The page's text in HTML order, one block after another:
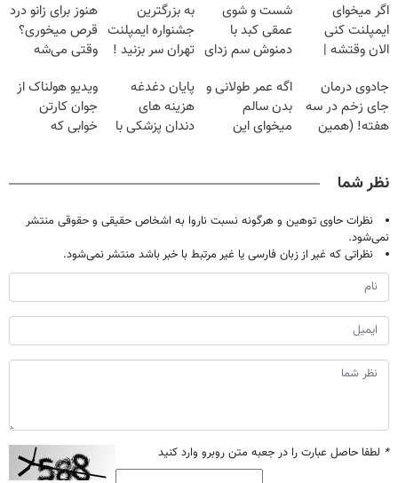
اگر میخوای
ایمپلنت کنی
الان وقتشه |
میلیون تومان!!!
شست و شوی
عمقی کبد با
دمنوش سم زدای
به بزرگترین
جشنواره ایمپلنت
تهران سر بزنید !
میلیون !
هنوز برای زانو درد
قرص میخوری؟
وقتی می‌شه
درمانش کرد؟؟؟؟
جادوی درمان
جای زخم در سه
هفته! (همین
اگه عمر طولانی و
بدن سالم
میخوای این
پایان دغدغه
هزینه های
دندان پزشکی با
ویدیو هولناک از
جوان کارتن
خوابی که
نظر شما
نظرات حاوی توهین و هرگونه نسبت ناروا به اشخاص حقیقی و حقوقی منتشر
نمی‌شود.
نظراتی که غیر از زبان فارسی یا غیر مرتبط با خبر باشد منتشر نمی‌شود.
* لطفا حاصل عبارت را در جعبه متن روبرو وارد کنید